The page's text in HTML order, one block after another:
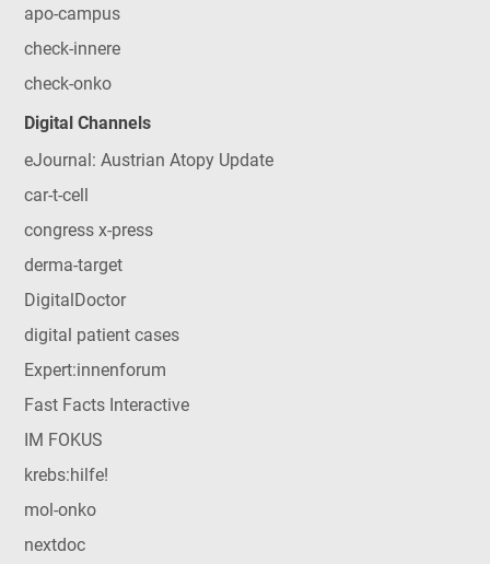
apo-campus
check-innere
check-onko
Digital Channels
eJournal: Austrian Atopy Update
car-t-cell
congress x-press
derma-target
DigitalDoctor
digital patient cases
Expert:innenforum
Fast Facts Interactive
IM FOKUS
krebs:hilfe!
mol-onko
nextdoc